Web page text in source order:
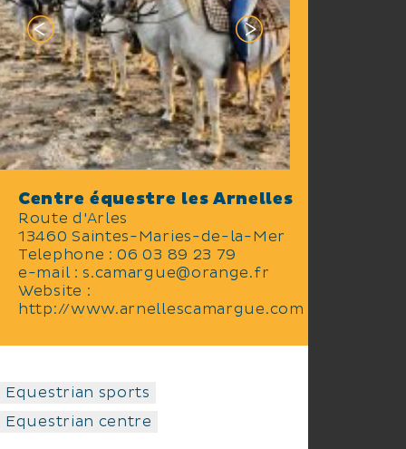
Centre équestre les Arnelles
Route d'Arles
13460 Saintes-Maries-de-la-Mer
Telephone : 06 03 89 23 79
e-mail : s.camargue@orange.fr
Website :
http://www.arnellescamargue.com
Equestrian sports
Equestrian centre